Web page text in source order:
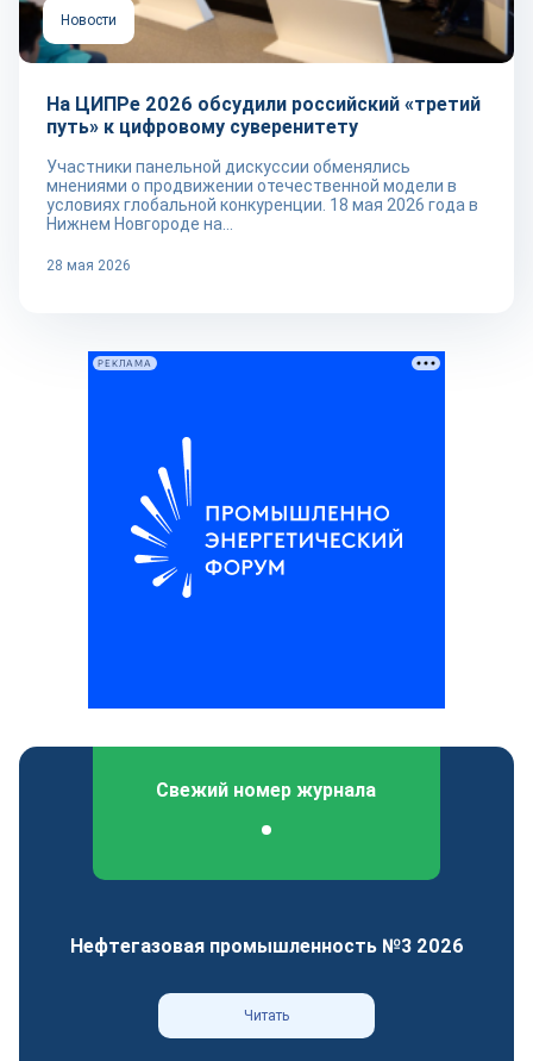
Новости
На ЦИПРе 2026 обсудили российский «третий
путь» к цифровому суверенитету
Участники панельной дискуссии обменялись
мнениями о продвижении отечественной модели в
условиях глобальной конкуренции. 18 мая 2026 года в
Нижнем Новгороде на...
28 мая 2026
РЕКЛАМА
Свежий номер журнала
Нефтегазовая промышленность №3 2026
Читать